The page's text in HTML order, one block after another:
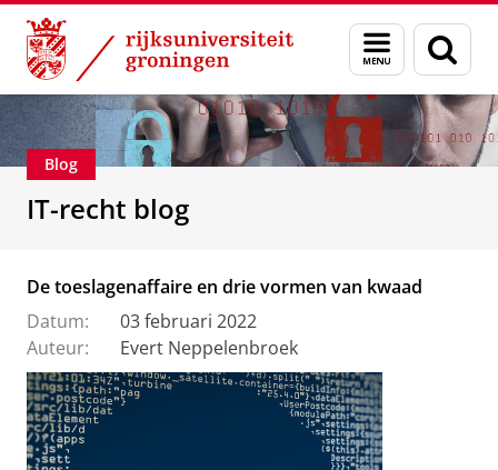
Skip
Content
Skip
Navigation
Menu
en
zoeken
Over ons IT-Recht
Blog
IT-recht blog
De toeslagenaffaire en drie vormen van kwaad
Datum:
03 februari 2022
Auteur:
Evert Neppelenbroek